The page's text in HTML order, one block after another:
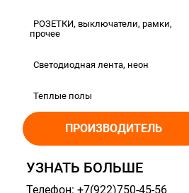
РОЗЕТКИ, выключатели, рамки,
прочее
Светодиодная лента, неон
Теплые полы
ПРОИЗВОДИТЕЛЬ
УЗНАТЬ БОЛЬШЕ
Телефон: +7(922)750-45-56